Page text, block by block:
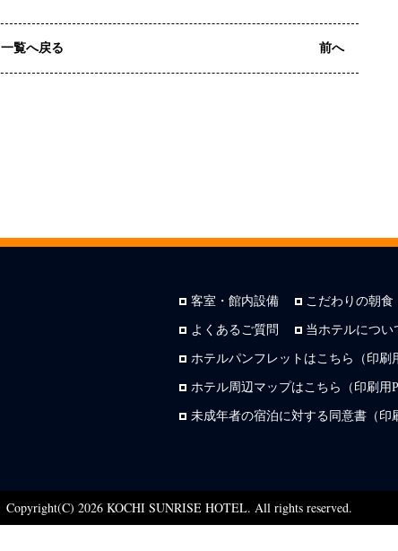
一覧へ戻る 前へ
客室・館内設備 こだわりの朝
よくあるご質問 当ホテルについ
ホテルパンフレットはこちら（印刷
ホテル周辺マップはこちら（印刷用
未成年者の宿泊に対する同意書（印
Copyright(C) 2026 KOCHI SUNRISE HOTEL. All rights reserved.